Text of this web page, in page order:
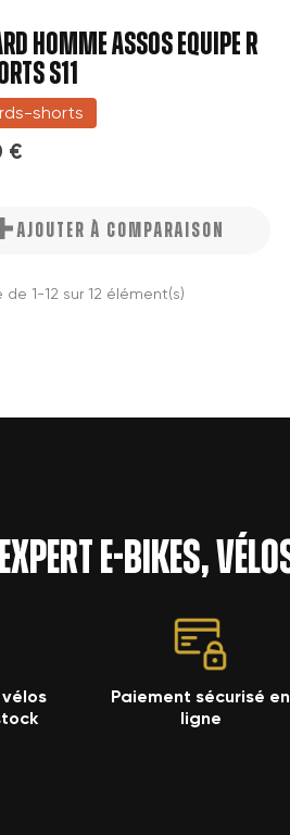
HOMME ASSOS EQUIPE R
S11
shorts
€
AJOUTER À COMPARAISON
de 1-12 sur 12 élément(s)
e-bikes,
Paiement sécurisé en
ligne